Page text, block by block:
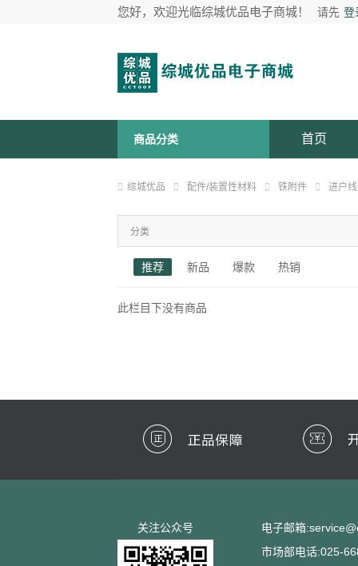
您好，欢迎光临综城优品电子商城！ 请先 登
商品分类 首页
综城优品 配件/装置性材料 铁附件 进户
分类
推荐 新品 爆款 热销
此栏目下没有商品
关注公众号
电子邮箱
市场部电话:025-